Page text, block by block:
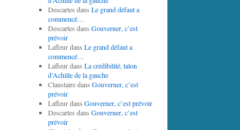
Descartes dans Le grand défaut a
commencé…
Descartes dans Gouverner, c’est
prévoir
Lafleurdans Le grand défaut a
commencé…
Lafleurdans La crédibilité, talon
d’Achille de la gauche
Claustairedans Gouverner, c’est
prévoir
Lafleurdans Gouverner, c’est prévoir
Descartes dans Gouverner, c’est
prévoir